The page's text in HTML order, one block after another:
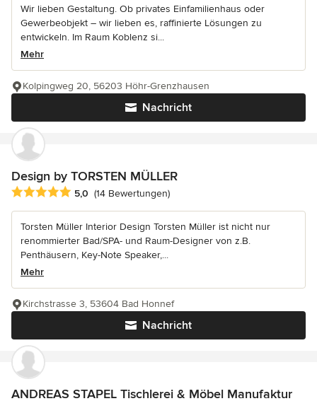
Wir lieben Gestaltung. Ob privates Einfamilienhaus oder
Gewerbeobjekt – wir lieben es, raffinierte Lösungen zu
entwickeln. Im Raum Koblenz si...
Mehr
Nachricht
Kolpingweg 20, 56203 Höhr-Grenzhausen
Design by TORSTEN MÜLLER
Durchschnittliche Bewertung: 5 von 5 Sternen
5,0 (14 Bewertungen)
Torsten Müller Interior Design Torsten Müller ist nicht nur
renommierter Bad/SPA- und Raum-Designer von z.B.
Penthäusern, Key-Note Speaker,...
Mehr
Nachricht
Kirchstrasse 3, 53604 Bad Honnef
ANDREAS STAPEL Tischlerei & Möbel Manufaktur